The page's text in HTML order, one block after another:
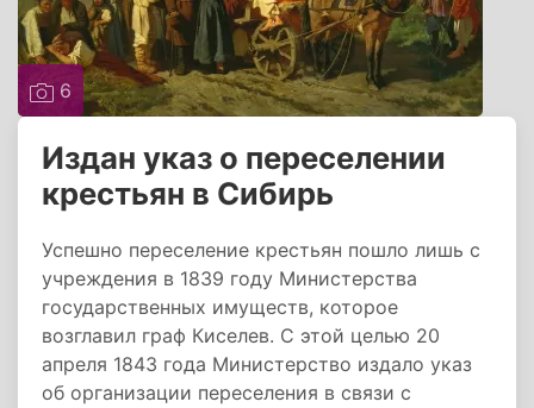
6
Издан указ о переселении
крестьян в Сибирь
Успешно переселение крестьян пошло лишь с
учреждения в 1839 году Министерства
государственных имуществ, которое
возглавил граф Киселев. С этой целью 20
апреля 1843 года Министерство издало указ
об организации переселения в связи с